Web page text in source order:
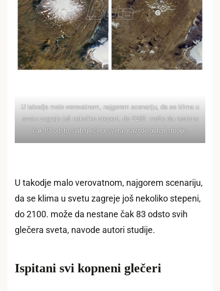
U takodje malo verovatnom, najgorem scenariju, da se klima u
svetu zagreje još nekoliko stepeni, do 2100. može da nestane
čak 83 odsto svih glečera sveta, navode autori studije.
U takodje malo verovatnom, najgorem scenariju,
da se klima u svetu zagreje još nekoliko stepeni,
do 2100. može da nestane čak 83 odsto svih
glečera sveta, navode autori studije.
Ispitani svi kopneni glečeri